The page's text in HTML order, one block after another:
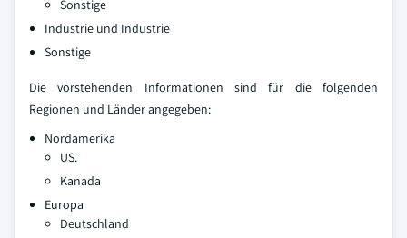
Sonstige
Industrie und Industrie
Sonstige
Die vorstehenden Informationen sind für die folgenden
Regionen und Länder angegeben:
Nordamerika
US.
Kanada
Europa
Deutschland